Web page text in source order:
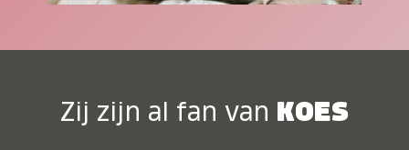
Zij zijn al fan van KOES